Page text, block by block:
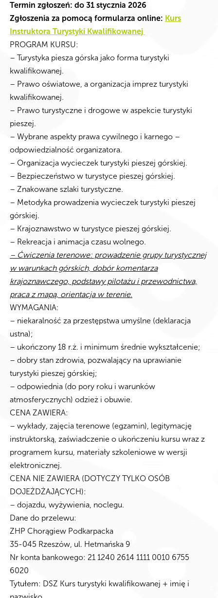
Termin zgłoszeń: do 31 stycznia 2026
Zgłoszenia za pomocą formularza online: Kurs
Instruktora Turystyki Kwalifikowanej
PROGRAM KURSU:
– Turystyka piesza górska jako forma turystyki
kwalifikowanej.
– Prawo oświatowe, a organizacja imprez turystyki
kwalifikowanej.
– Prawo turystyczne i drogowe w aspekcie turystyki
pieszej.
– Wybrane aspekty prawa cywilnego i karnego –
odpowiedzialność organizatora.
– Organizacja wycieczek turystyki pieszej górskiej.
– Bezpieczeństwo w turystyce pieszej górskiej.
– Znakowane szlaki turystyczne.
– Metodyka prowadzenia wycieczek turystyki pieszej
górskiej.
– Krajoznawstwo w turystyce pieszej górskiej.
– Rekreacja i animacja czasu wolnego.
– Ćwiczenia terenowe: prowadzenie grupy turystycznej
w warunkach górskich, dobór komentarza
krajoznawczego, podstawy pilotażu i przewodnictwa,
praca z mapą, orientacja w terenie.
WYMAGANIA:
– niekaralność za przestępstwa umyślne (deklaracja
ustna);
– ukończony 18 r.ż. i minimum średnie wykształcenie;
– dobry stan zdrowia, pozwalający na uprawianie
turystyki pieszej górskiej;
– odpowiednia (do pory roku i warunków
atmosferycznych) odzież i obuwie.
CENA ZAWIERA:
– wykłady, zajęcia terenowe (egzamin), legitymację
instruktorską, zaświadczenie o ukończeniu kursu wraz z
programem kursu, materiały szkoleniowe w wersji
elektronicznej.
CENA NIE ZAWIERA (DOTYCZY TYLKO OSÓB
DOJEŻDŻAJĄCYCH):
– dojazdu, wyżywienia, noclegu.
Dane do przelewu:
ZHP Chorągiew Podkarpacka
35-045 Rzeszów, ul. Hetmańska 9
Nr konta bankowego: 21 1240 2614 1111 0010 6755
6020
Tytułem: DSZ Kurs turystyki kwalifikowanej + imię i